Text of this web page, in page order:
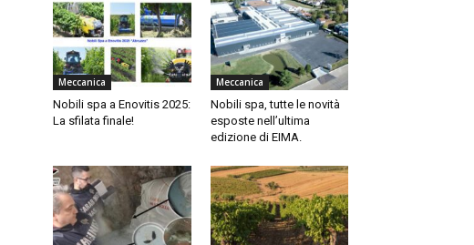
Meccanica
Nobili spa a Enovitis 2025:
La sfilata finale!
Meccanica
Nobili spa, tutte le novità
esposte nell’ultima
edizione di EIMA.